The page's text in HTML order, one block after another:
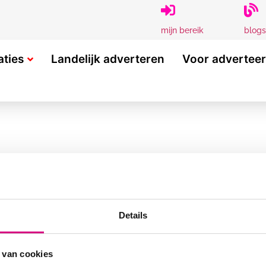
Details
cookies
mijn bereik blogs
Landelijk adverteren Voor
POPULAIRE LOCATIES
Alphen aan den Rijn